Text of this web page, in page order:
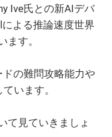
Ive氏との新AIデバ
よる推論速度世界
ます。
の難問攻略能力や
います。
て見ていきましょ